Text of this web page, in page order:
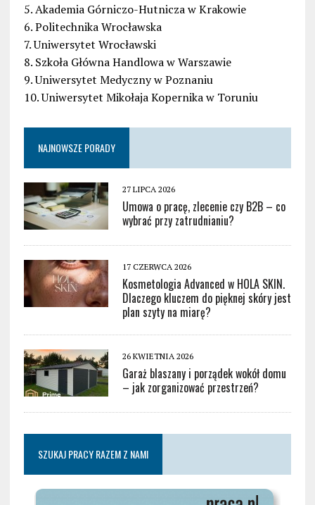
5. Akademia Górniczo-Hutnicza w Krakowie
6. Politechnika Wrocławska
7. Uniwersytet Wrocławski
8. Szkoła Główna Handlowa w Warszawie
9. Uniwersytet Medyczny w Poznaniu
10. Uniwersytet Mikołaja Kopernika w Toruniu
NAJNOWSZE PORADY
27 LIPCA 2026
Umowa o pracę, zlecenie czy B2B – co
wybrać przy zatrudnianiu?
17 CZERWCA 2026
Kosmetologia Advanced w HOLA SKIN.
Dlaczego kluczem do pięknej skóry jest
plan szyty na miarę?
26 KWIETNIA 2026
Garaż blaszany i porządek wokół domu
– jak zorganizować przestrzeń?
SZUKAJ PRACY RAZEM Z NAMI